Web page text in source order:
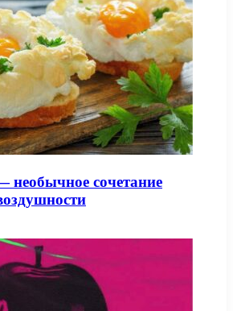
необычное сочетание